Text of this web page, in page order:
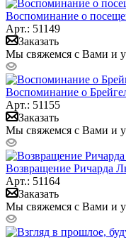
Воспоминание о
Арт.: 51149
Заказать
Мы свяжемся с Вами и
Воспоминание о
Арт.: 51155
Заказать
Мы свяжемся с Вами и
Возвращение Ричарда
Арт.: 51164
Заказать
Мы свяжемся с Вами и